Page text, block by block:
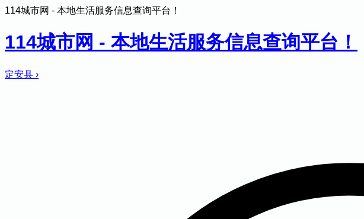
114城市网 - 本地生活服务信息查询平台！
114城市网 - 本地生活服务信息查询平台！
定安县 ›